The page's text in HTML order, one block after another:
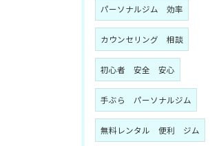
パーソナルジム 効率
カウンセリング 相談
初心者 安全 安心
手ぶら パーソナルジム
無料レンタル 便利 ジム